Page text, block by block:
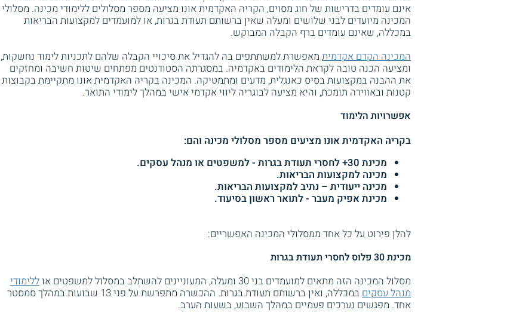
אינם עומדים בדרישות של חוג מסוים, הקריה האקדמית אונו מציעה מספר מסלולים ללימודי מכינה. מסלולי
המכינה מיועדים לבני שלושים ומעלה שאין ברשותם תעודת בגרות, או למועמדים למקצועות הבריאות
במכללה, שאינם עומדים ברף הקבלה המבוקש.
המכינה הקדם אקדמית מאפשרת למשתתפים בה להגדיל את סיכויי הקבלה שלהם לתכניות לימוד נחשקות,
ומציעה הכנה טובה לקראת הלימודים באקדמיה. במסגרתה הסטודנטים מפתחים שיטות חשיבה ומחזקים
את ההבנה במקצועות בסיס כאנגלית, מדעים ומתמטיקה. המכינה בקריה האקדמית אונו מתקיימת בקבוצות
קטנות ובאווירה תומכת, והיא מציעה לבוגריה ליווי אקדמי אישי במהלך לימודי התואר.
אפשרויות הלימוד
בקריה האקדמית אונו מציעים מספר מסלולי מכינה והם:
מכינת 30+ לחסרי תעודת בגרות - למשפטים או מנהל עסקים.
מכינה למקצועות הבריאות.
מכינה ייעודית – נתיב למקצועות הבריאות.
מכינת אפיק מעבר - לתואר ראשון בסיעוד.
להלן פירוט על כל אחד ממסלולי המכינה האפשריים:
מכינת 30 פלוס לחסרי תעודת בגרות
מסלול המכינה הזה מתאים למועמדים בני 30 ומעלה, המעוניינים להשתלב במסלול למשפטים או
ללימודי
מנהל עסקים
במכללה, ואין ברשותם תעודת בגרות. ההכשרה מתפרשת על פני 13 שבועות במהלך סמסטר
אחד. מפגשים נערכים פעמיים במהלך השבוע, בשעות הערב.